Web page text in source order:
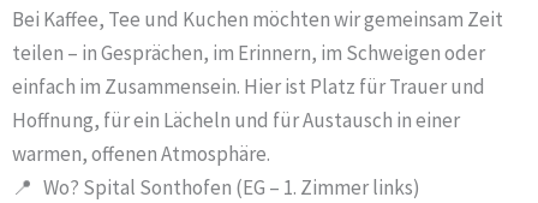
Bei Kaffee, Tee und Kuchen möchten wir gemeinsam Zeit
teilen – in Gesprächen, im Erinnern, im Schweigen oder
einfach im Zusammensein. Hier ist Platz für Trauer und
Hoffnung, für ein Lächeln und für Austausch in einer
warmen, offenen Atmosphäre.
📍 Wo? Spital Sonthofen (EG – 1. Zimmer links)